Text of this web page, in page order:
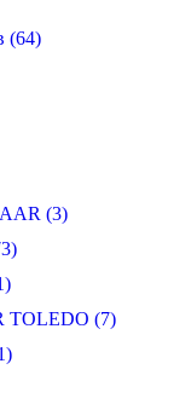
(64)
(3)
TOLEDO (7)